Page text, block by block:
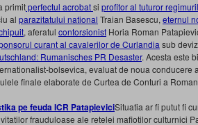
primitperfectul acrobatsi profitor al tuturor
al parazitatului national Traian Basescu, eternul
, aferatul contorsionist Horia Roman
curant al cavalerilor de Curlandia sub
Rumanisches PR Desaster. Acesta este
bolsevica, evaluat de noua conducere
finale elaborate de Curtea de Conturi a
Situatia ar fi putut fi
frauduloase ale retelei mafiotilor culturnici